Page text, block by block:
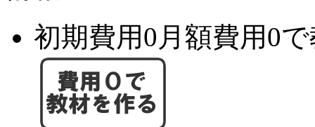
初期費用0月額費用0